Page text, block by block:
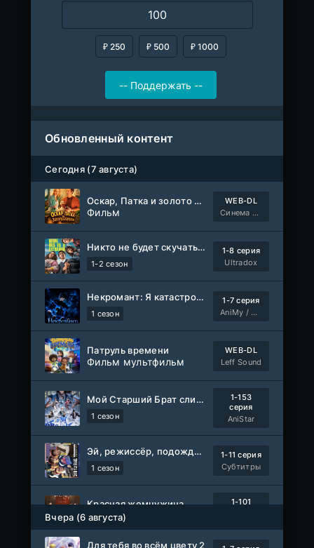
₽ 250 ₽ 500 ₽ 1000
Обновленный контент
Сегодня (7 августа)
Оскар, Патка и золото Балтики
Фильм
WEB-DL
Синема УС
Никто не будет скучать по нам
1-2 сезон
1-8 серия
Ultradox
Некромант: Я катастрофа
1 сезон
1-7 серия
AniMy / RuChiMe
Патруль времени
Фильм мультфильм
WEB-DL
Leff Sound
Мой Старший Брат слишком стабилен
1 сезон
1-153
серия
AniStar
Эй, режиссёр, подождите!
1 сезон
1-11 серия
Субтитры
Красная жемчужина
1 сезон
1-101
Вчера (6 августа)
Для тебя во всём цвету 2